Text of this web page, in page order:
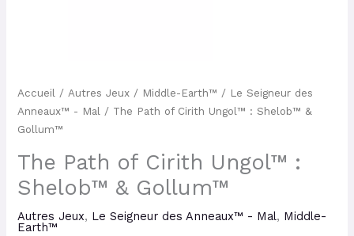
Accueil /Autres Jeux / Middle-Earth™ / Le Seigneur des
Anneaux™ - Mal / The Path of Cirith Ungol™ : Shelob™ &
Gollum™
The Path of Cirith Ungol™ :
Shelob™ & Gollum™
Autres Jeux, Le Seigneur des Anneaux™ - Mal, Middle-
Earth™